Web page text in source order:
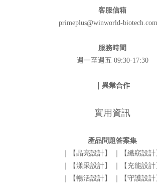
客服信箱
primeplus@winworld-
服務時間
週一至週五 09:30-17:30
｜異業合作
實用資訊
產品問題答案集
｜【晶亮設計】
｜【纖窈設計
｜【漾采設計】
｜【充能設計
｜【暢活設計】
｜【守護設計